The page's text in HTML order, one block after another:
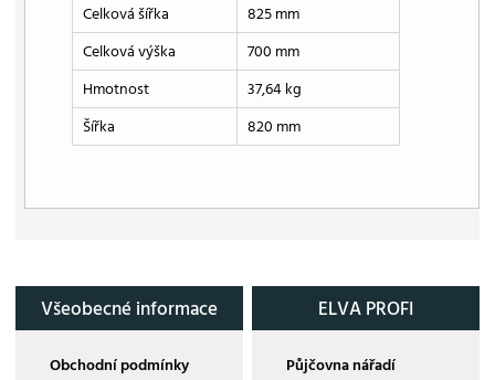
Celková šířka
825 mm
Celková výška
700 mm
Hmotnost
37,64 kg
Šířka
820 mm
Všeobecné informace
Obchodní podmínky
ELVA PROFI
Půjčovna nářadí